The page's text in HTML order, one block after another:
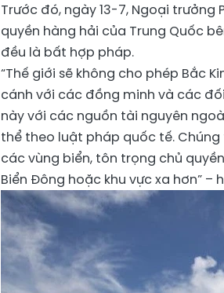
Trước đó, ngày 13-7, Ngoại
quyền hàng hải của Trung Quốc
đều là bất hợp pháp.
“Thế giới sẽ không cho phép Bắc
cánh với các đồng minh và các
này với các nguồn tài nguyên
thể theo luật pháp quốc tế.
các vùng biển, tôn trọng chủ
Biển Đông hoặc khu vực xa hơn” –